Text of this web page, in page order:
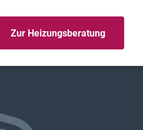
Zur Heizungsberatung